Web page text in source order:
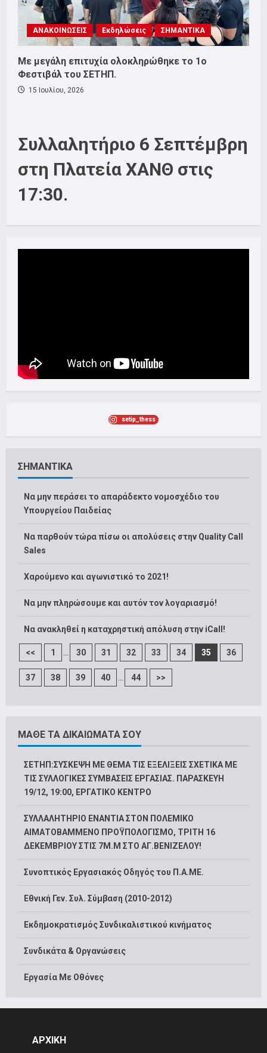
ΑΝΑΚΟΙΝΩΣΕΙΣ Εκδηλώσεις ΣΗΜΑΝΤΙΚΑ
Με μεγάλη επιτυχία ολοκληρώθηκε το 1ο
Φεστιβάλ του ΣΕΤΗΠ.
15 Ιουλίου, 2026
Συλλαλητήριο 6 Σεπτέμβρη
στη Πλατεία ΧΑΝΘ στις
17:30.
setip_thess
ΣΗΜΑΝΤΙΚΑ
Να μην περάσει το απαράδεκτο νομοσχέδιο του
Υπουργείου Παιδείας
Να παρθούν τώρα πίσω οι απολύσεις στην Quality Call
Sales
Χαρούμενο και αγωνιστικό το 2021!
Να μην πληρώσουμε και αυτόν τον λογαριασμό!
Να ανακληθεί η καταχρηστική απόλυση στην iCall!
<< 1 ... 30 31 32 33 34 35 36
37 38 39 40 ... 44 >>
ΜΑΘΕ ΤΑ ΔΙΚΑΙΩΜΑΤΑ ΣΟΥ
ΣΕΤΗΠ:ΣΥΣΚΕΨΗ ΜΕ ΘΕΜΑ ΤΙΣ ΕΞΕΛΙΞΕΙΣ ΣΧΕΤΙΚΑ ΜΕ
ΤΙΣ ΣΥΛΛΟΓΙΚΕΣ ΣΥΜΒΑΣΕΙΣ ΕΡΓΑΣΙΑΣ. ΠΑΡΑΣΚΕΥΗ
19/12, 19:00, ΕΡΓΑΤΙΚΟ ΚΕΝΤΡΟ
ΣΥΛΛΑΛΗΤΗΡΙΟ ΕΝΑΝΤΙΑ ΣΤΟΝ ΠΟΛΕΜΙΚΟ
ΑΙΜΑΤΟΒΑΜΜΕΝΟ ΠΡΟΫΠΟΛΟΓΙΣΜΟ, ΤΡΙΤΗ 16
ΔΕΚΕΜΒΡΙΟΥ ΣΤΙΣ 7Μ.Μ ΣΤΟ ΑΓ.ΒΕΝΙΖΕΛΟΥ!
Συνοπτικός Εργασιακός Οδηγός του Π.Α.ΜΕ.
Εθνική Γεν. Συλ. Σύμβαση (2010-2012)
Εκδημοκρατισμός Συνδικαλιστικού κινήματος
Συνδικάτα & Οργανώσεις
Εργασία Με Οθόνες
ΑΡΧΙΚΗ